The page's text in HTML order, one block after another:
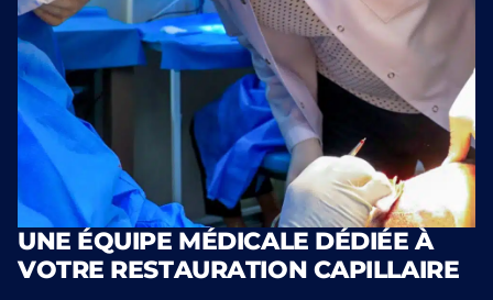
UNE ÉQUIPE MÉDICALE DÉDIÉE À
VOTRE RESTAURATION CAPILLAIRE